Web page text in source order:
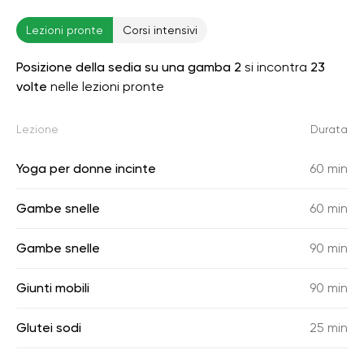
Lezioni pronte Corsi intensivi
Posizione della sedia su una gamba 2 si incontra 23
volte nelle lezioni pronte
Lezione Durata
Yoga per donne incinte 60 min
Gambe snelle 60 min
Gambe snelle 90 min
Giunti mobili 90 min
Glutei sodi 25 min